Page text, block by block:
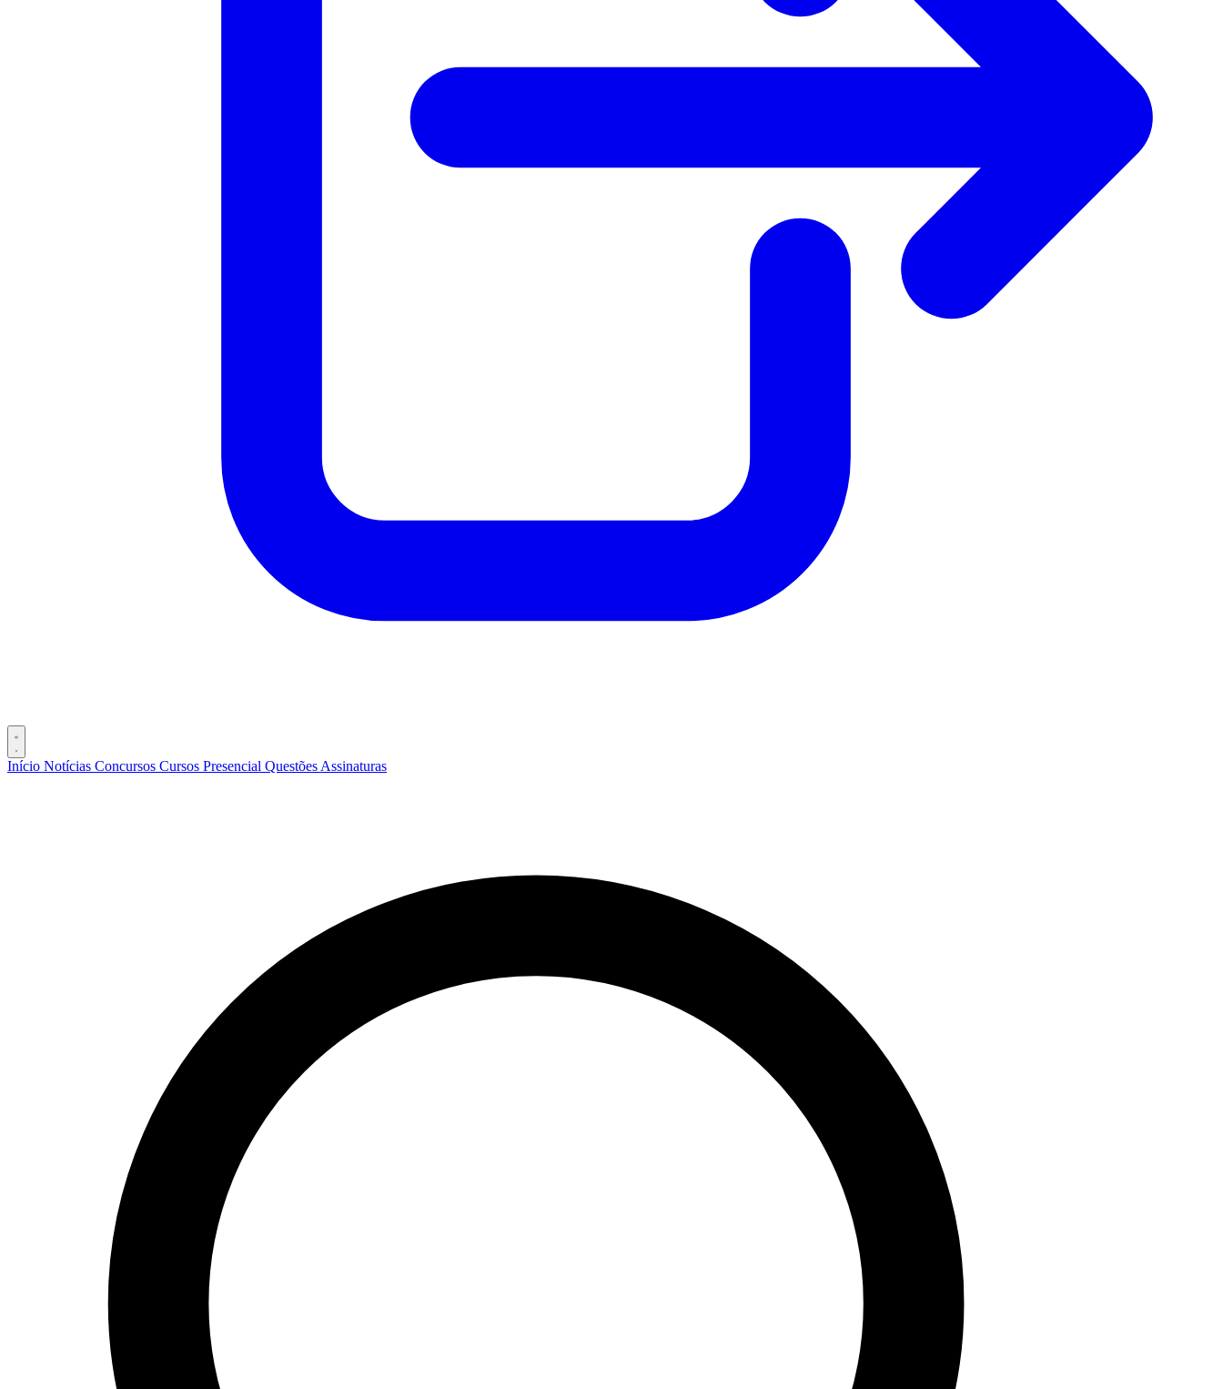
Início Notícias Concursos Cursos Presencial Questões Assinaturas